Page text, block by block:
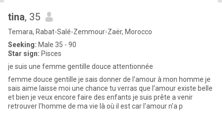
tina, 35
Temara, Rabat-Salé-Zemmour-Zaër, Morocco
Seeking: Male 35 - 90
Star sign: Pisces
je suis une femme gentille douce attentionnée
femme douce gentille je sais donner de l'amour à mon homme je
sais aime laisse moi une chance tu verras que l'amour existe belle
et bien je veux encore faire des enfants je suis prête a venir
retrouver l'homme de ma vie là où il est car l'amour n'a p